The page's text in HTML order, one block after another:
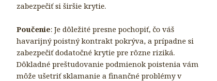
zabezpečiť si širšie krytie.
Poučenie: Je dôležité presne pochopiť, čo váš
havarijný poistný kontrakt pokrýva, a prípadne si
zabezpečiť dodatočné krytie pre rôzne riziká.
Dôkladné preštudovanie podmienok poistenia vám
môže ušetriť sklamanie a finančné problémy v